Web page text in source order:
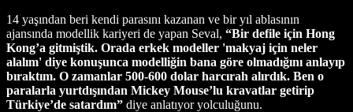
14 yaşından beri kendi parasını kazanan ve bir yıl ablasının
ajansında modellik kariyeri de yapan Seval, “Bir defile için Hong
Kong’a gitmiştik. Orada erkek modeller 'makyaj için neler
alalım' diye konuşunca modelliğin bana göre olmadığını anlayıp
bıraktım. O zamanlar 500-600 dolar harcırah alırdık. Ben o
paralarla yurtdışından Mickey Mouse’lu kravatlar getirip
Türkiye’de satardım” diye anlatıyor yolculuğunu.